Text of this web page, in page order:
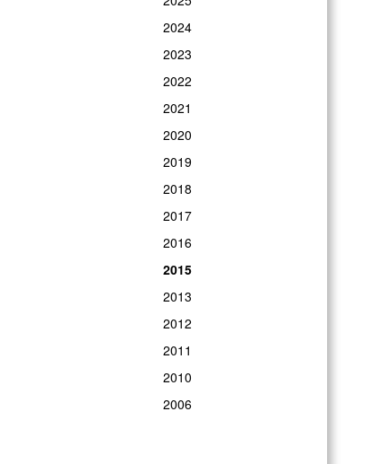
2024
2023
2022
2021
2020
2019
2018
2017
2016
2015
2013
2012
2011
2010
2006